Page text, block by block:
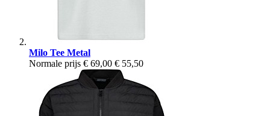
Milo Tee Metal
Normale prijs € 69,00 € 55,50